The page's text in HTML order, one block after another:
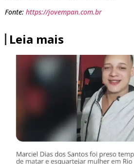
Fonte: https://jovempan.com.br
Leia mais